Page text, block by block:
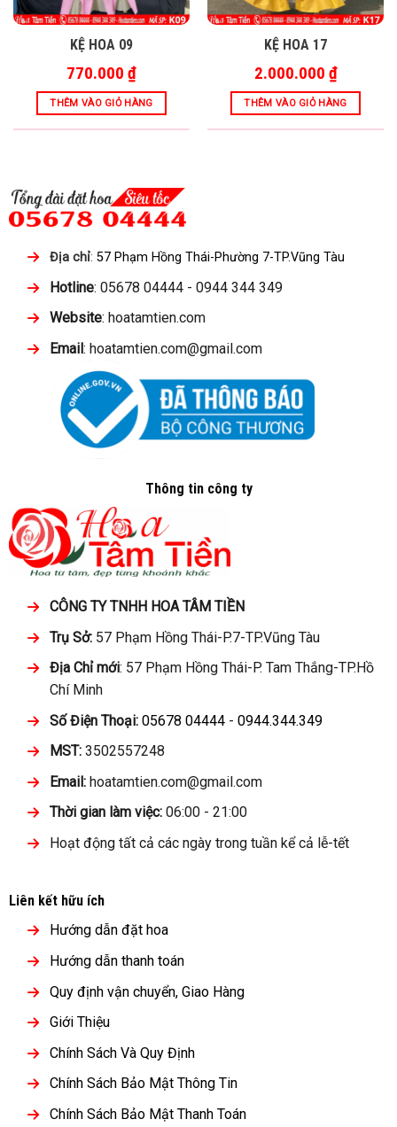
KỆ HOA 09
770.000 ₫
THÊM VÀO GIỎ HÀNG
KỆ HOA 17
2.000.000 ₫
THÊM VÀO GIỎ HÀNG
Địa chỉ: 57 Phạm Hồng Thái-Phường 7-TP.Vũng Tàu
Hotline: 05678 04444 - 0944 344 349
Website: hoatamtien.com
Email: hoatamtien.com@gmail.com
Thông tin công ty
CÔNG TY TNHH HOA TÂM TIỀN
Trụ Sở: 57 Phạm Hồng Thái-P.7-TP.Vũng Tàu
Địa Chỉ mới: 57 Phạm Hồng Thái-P. Tam Thắng-TP.Hồ
Chí Minh
Số Điện Thoại: 05678 04444- 0944.344.349
MST:3502557248
Email: hoatamtien.com@gmail.com
Thời gian làm việc:06:00 - 21:00
Hoạt động tất cả các ngày trong tuần kể cả lễ-tết
Liên kết hữu ích
Hướng dẫn đặt hoa
Hướng dẫn thanh toán
Quy định vận chuyển, Giao Hàng
Giới Thiệu
Chính Sách Và Quy Định
Chính Sách Bảo Mật Thông Tin
Chính Sách Bảo Mật Thanh Toán